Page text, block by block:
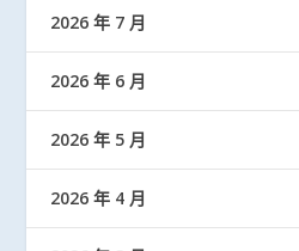
2026 年 7 月
2026 年 6 月
2026 年 5 月
2026 年 4 月